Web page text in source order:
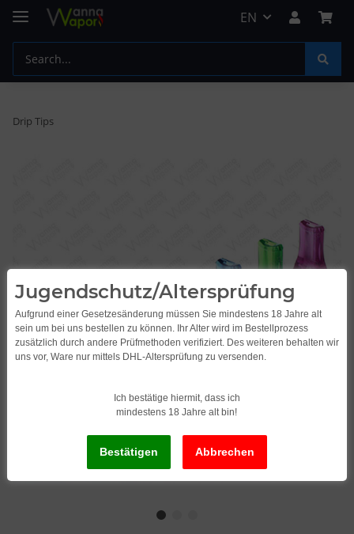
EN
Drip Tips
Jugendschutz/Altersprüfung
Aufgrund einer Gesetzesänderung müssen Sie mindestens 18 Jahre alt
sein um bei uns bestellen zu können. Ihr Alter wird im Bestellprozess
zusätzlich durch andere Prüfmethoden verifiziert. Des weiteren behalten wir
uns vor, Ware nur mittels DHL-Altersprüfung zu versenden.
Ich bestätige hiermit, dass ich
mindestens 18 Jahre alt bin!